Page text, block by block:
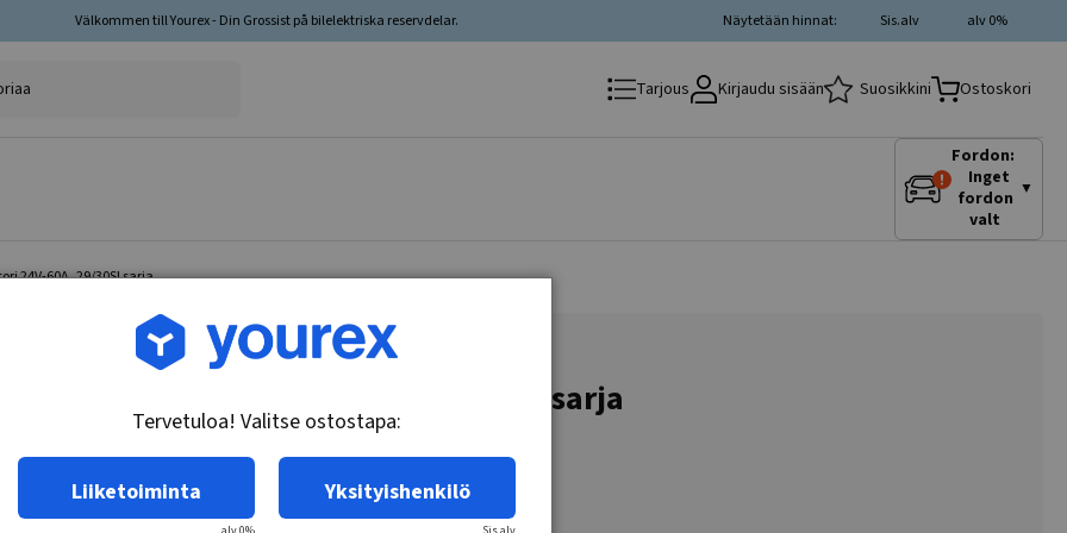
Välkommen till Yourex - Din Grossist på bilelektriska reservdelar. alv 0%
Sis.alv
Näytetään hinnat:
Tarjous Kirjaudu sisään Suosikkini Ostoskori
Fordon:
Inget
fordon
valt
▼
24V-60A, 29/30SI sarja
Tuotenro.: DR-1876769
Staattori 24V-60A, 29/30SI sarja
Tervetuloa! Valitse ostostapa:
Liiketoiminta Yksityishenkilö